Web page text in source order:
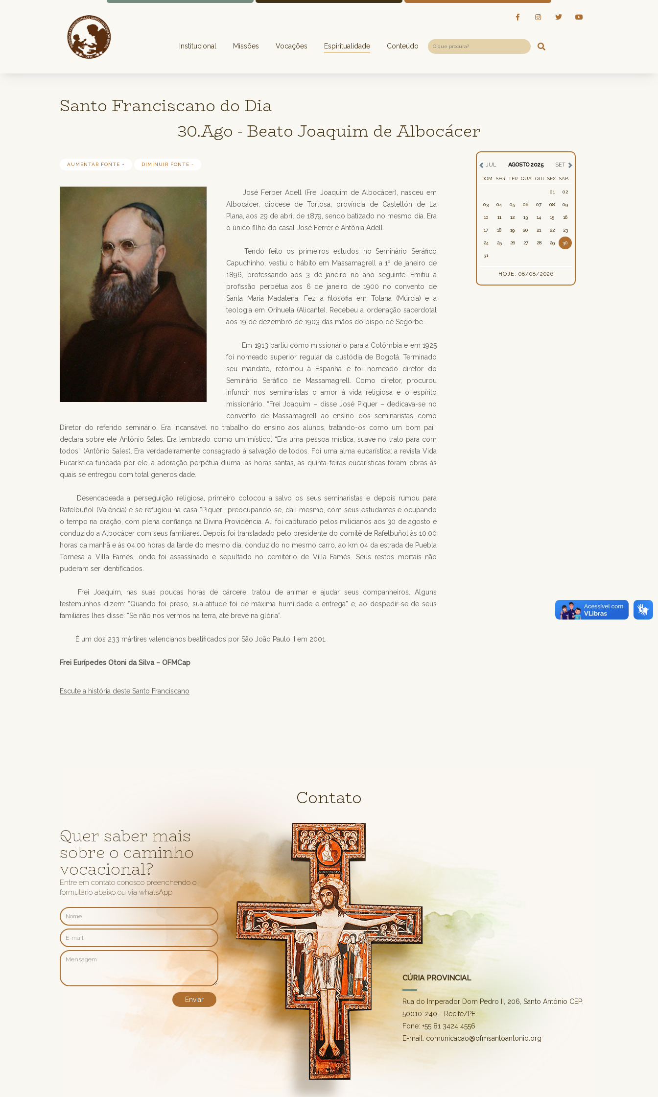
Institucional Missões Vocações Espiritualidade Conteúdo
Santo Franciscano do Dia
30.Ago - Beato Joaquim de Albocácer
JUL AGOSTO 2025 SET
DOM SEG TER QUA QUI SEX SAB
01 02
03 04 05 06 07 08 09
10 11 12 13 14 15 16
17 18 19 20 21 22 23
24 25 26 27 28 29 30
31
HOJE, 08/08/2026
AUMENTAR FONTE + DIMINUIR FONTE -
José Ferber Adell (Frei Joaquim de Albocácer), nasceu em
Albocácer, diocese de Tortosa, província de Castellón de La
Plana, aos 29 de abril de 1879, sendo batizado no mesmo dia. Era
o único filho do casal José Ferrer e Antônia Adell.
Tendo feito os primeiros estudos no Seminário Seráfico
Capuchinho, vestiu o hábito em Massamagrell a 1º de janeiro de
1896, professando aos 3 de janeiro no ano seguinte. Emitiu a
profissão perpétua aos 6 de janeiro de 1900 no convento de
Santa Maria Madalena. Fez a filosofia em Totana (Múrcia) e a
teologia em Orihuela (Alicante). Recebeu a ordenação sacerdotal
aos 19 de dezembro de 1903 das mãos do bispo de Segorbe.
Em 1913 partiu como missionário para a Colômbia e em 1925
foi nomeado superior regular da custódia de Bogotá. Terminado
seu mandato, retornou à Espanha e foi nomeado diretor do
Seminário Seráfico de Massamagrell. Como diretor, procurou
infundir nos seminaristas o amor á vida religiosa e o espírito
missionário. “Frei Joaquim – disse José Piquer – dedicava-se no
convento de Massamagrell ao ensino dos seminaristas como
Diretor do referido seminário. Era incansável no trabalho do ensino aos alunos, tratando-os como um bom pai”,
declara sobre ele Antônio Sales. Era lembrado como um místico: “Era uma pessoa mística, suave no trato para com
todos” (Antônio Sales). Era verdadeiramente consagrado à salvação de todos. Foi uma alma eucarística: a revista Vida
Eucarística fundada por ele, a adoração perpétua diurna, as horas santas, as quinta-feiras eucarísticas foram obras às
quais se entregou com total generosidade.
Desencadeada a perseguição religiosa, primeiro colocou a salvo os seus seminaristas e depois rumou para
Rafelbuñol (Valência) e se refugiou na casa “Piquer”, preocupando-se, dali mesmo, com seus estudantes e ocupando
o tempo na oração, com plena confiança na Divina Providência. Ali foi capturado pelos milicianos aos 30 de agosto e
conduzido a Albocácer com seus familiares. Depois foi transladado pelo presidente do comitê de Rafelbuñol às 10:00
horas da manhã e às 04:00 horas da tarde do mesmo dia, conduzido no mesmo carro, ao km 04 da estrada de Puebla
Tornesa a Villa Famés, onde foi assassinado e sepultado no cemitério de Villa Famés. Seus restos mortais não
puderam ser identificados.
Frei Joaquim, nas suas poucas horas de cárcere, tratou de animar e ajudar seus companheiros. Alguns
testemunhos dizem: “Quando foi preso, sua atitude foi de máxima humildade e entrega” e, ao despedir-se de seus
familiares lhes disse: “Se não nos vermos na terra, até breve na glória”.
É um dos 233 mártires valencianos beatificados por São João Paulo II em 2001.
Frei Eurípedes Otoni da Silva – OFMCap
Escute a história deste Santo Franciscano
Contato
Quer saber mais
sobre o caminho
vocacional?
Entre em contato conosco preenchendo o
formulário abaixo ou via whatsApp
CÚRIA PROVINCIAL
Rua do Imperador Dom Pedro II, 206, Santo Antônio CEP:
50010-240 - Recife/PE
Fone: +55 81 3424 4556
E-mail: comunicacao@ofmsantoantonio.org